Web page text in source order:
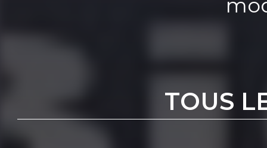
TOUS